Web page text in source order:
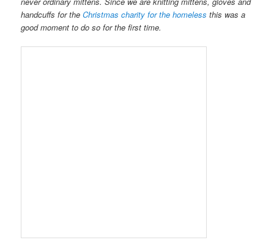
handcuffs for theChristmas charity for the homeless this was a
good moment to do so for the first time.